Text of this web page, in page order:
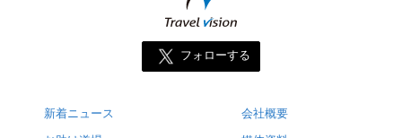
フォローする
新着ニュース
会社概要